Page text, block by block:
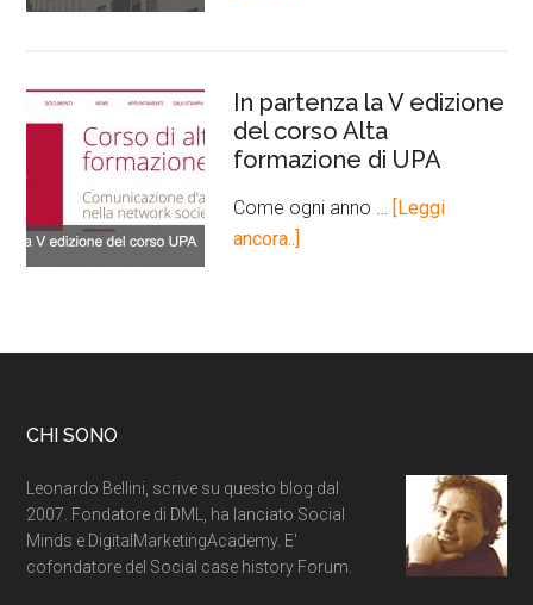
In partenza la V edizione
del corso Alta
formazione di UPA
Come ogni anno …
[Leggi
ancora..]
CHI SONO
Leonardo Bellini, scrive su questo blog dal
2007. Fondatore di DML, ha lanciato Social
Minds e DigitalMarketingAcademy. E'
cofondatore del Social case history Forum.